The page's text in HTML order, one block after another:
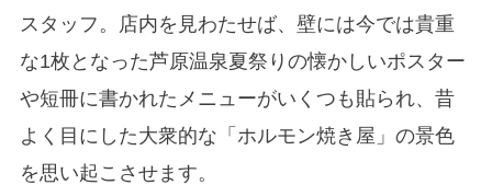
スタッフ。店内を見わたせば、壁には今では貴重
な1枚となった芦原温泉夏祭りの懐かしいポスター
や短冊に書かれたメニューがいくつも貼られ、昔
よく目にした大衆的な「ホルモン焼き屋」の景色
を思い起こさせます。